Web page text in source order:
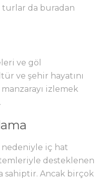
turlar da buradan
ve göl
ve şehir hayatını
izlemek
iç hat
desteklenen
sahiptir. Ancak birçok